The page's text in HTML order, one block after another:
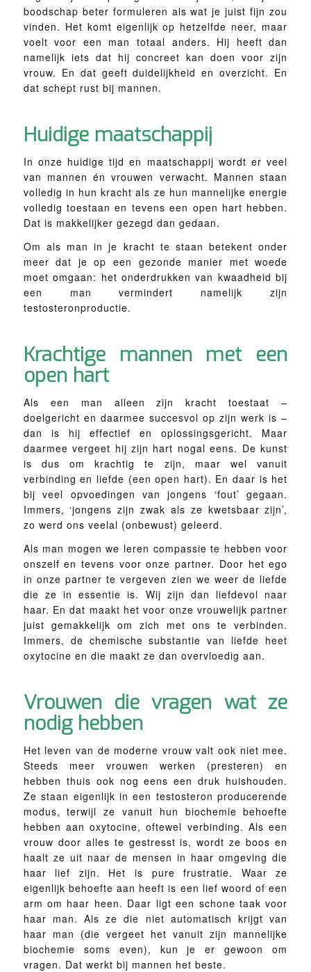
boodschap beter formuleren als wat je juist fijn zou
vinden. Het komt eigenlijk op hetzelfde neer, maar
voelt voor een man totaal anders. Hij heeft dan
namelijk iets dat hij concreet kan doen voor zijn
vrouw. En dat geeft duidelijkheid en overzicht. En
dat schept rust bij mannen.
Huidige maatschappij
In onze huidige tijd en maatschappij wordt er veel
van mannen én vrouwen verwacht. Mannen staan
volledig in hun kracht als ze hun mannelijke energie
volledig toestaan en tevens een open hart hebben.
Dat is makkelijker gezegd dan gedaan.
Om als man in je kracht te staan betekent onder
meer dat je op een gezonde manier met woede
moet omgaan: het onderdrukken van kwaadheid bij
een man vermindert namelijk zijn
testosteronproductie.
Krachtige mannen met een
open hart
Als een man alleen zijn kracht toestaat –
doelgericht en daarmee succesvol op zijn werk is –
dan is hij effectief en oplossingsgericht. Maar
daarmee vergeet hij zijn hart nogal eens. De kunst
is dus om krachtig te zijn, maar wel vanuit
verbinding en liefde (een open hart). En daar is het
bij veel opvoedingen van jongens ‘fout’ gegaan.
Immers, ‘jongens zijn zwak als ze kwetsbaar zijn’,
zo werd ons veelal (onbewust) geleerd.
Als man mogen we leren compassie te hebben voor
onszelf en tevens voor onze partner. Door het ego
in onze partner te vergeven zien we weer de liefde
die ze in essentie is. Wij zijn dan liefdevol naar
haar. En dat maakt het voor onze vrouwelijk partner
juist gemakkelijk om zich met ons te verbinden.
Immers, de chemische substantie van liefde heet
oxytocine en die maakt ze dan overvloedig aan.
Vrouwen die vragen wat ze
nodig hebben
Het leven van de moderne vrouw valt ook niet mee.
Steeds meer vrouwen werken (presteren) en
hebben thuis ook nog eens een druk huishouden.
Ze staan eigenlijk in een testosteron producerende
modus, terwijl ze vanuit hun biochemie behoefte
hebben aan oxytocine, oftewel verbinding. Als een
vrouw door alles te gestresst is, wordt ze boos en
haalt ze uit naar de mensen in haar omgeving die
haar lief zijn. Het is pure frustratie. Waar ze
eigenlijk behoefte aan heeft is een lief woord of een
arm om haar heen. Daar ligt een schone taak voor
haar man. Als ze die niet automatisch krijgt van
haar man (die vergeet het vanuit zijn mannelijke
biochemie soms even), kun je er gewoon om
vragen. Dat werkt bij mannen het beste.